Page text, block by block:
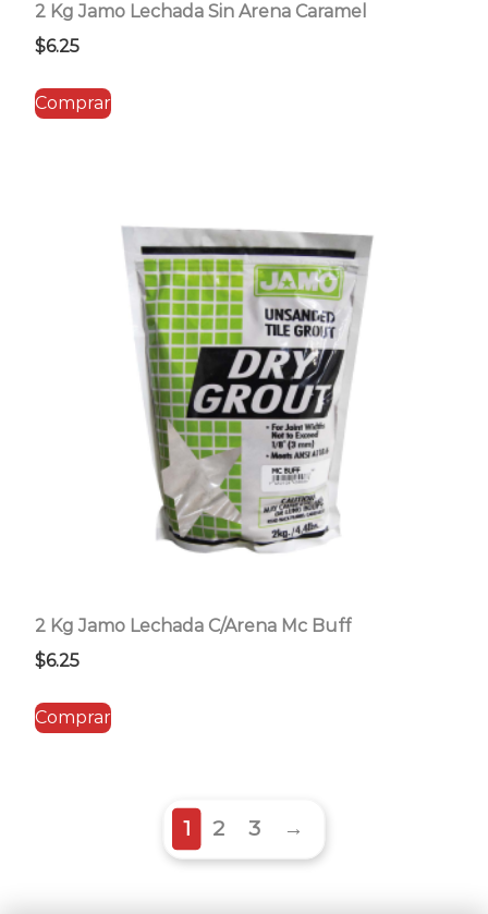
2 Kg Jamo Lechada Sin Arena Caramel
$6.25
Comprar
2 Kg Jamo Lechada C/Arena Mc Buff
$6.25
Comprar
1 2 3 →